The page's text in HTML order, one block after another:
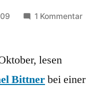
1 Kommentarzu
in
lesen
Bittnerbei einer